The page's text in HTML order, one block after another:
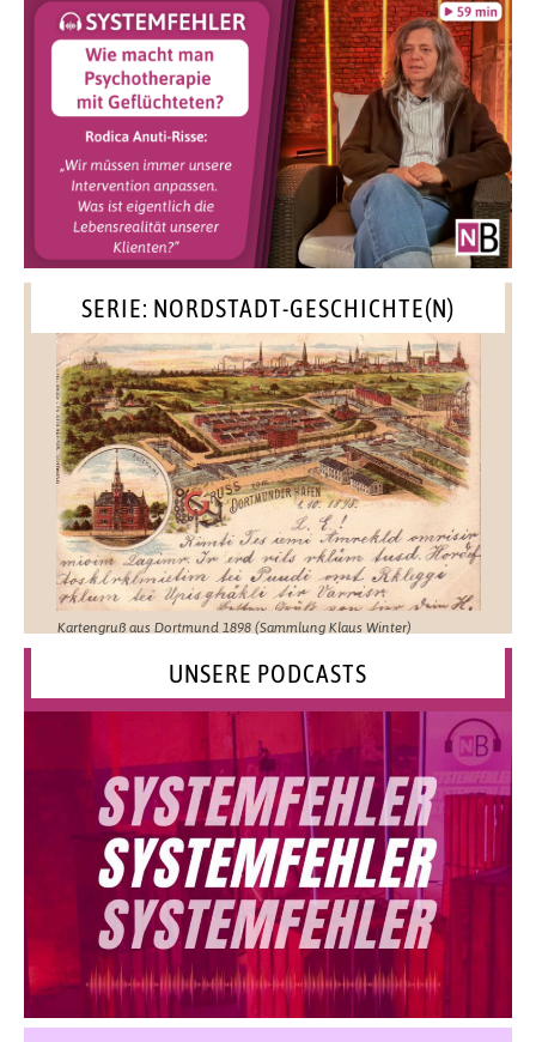
SERIE: NORDSTADT-GESCHICHTE(N)
Kartengruß aus Dortmund 1898 (Sammlung Klaus Winter)
UNSERE PODCASTS